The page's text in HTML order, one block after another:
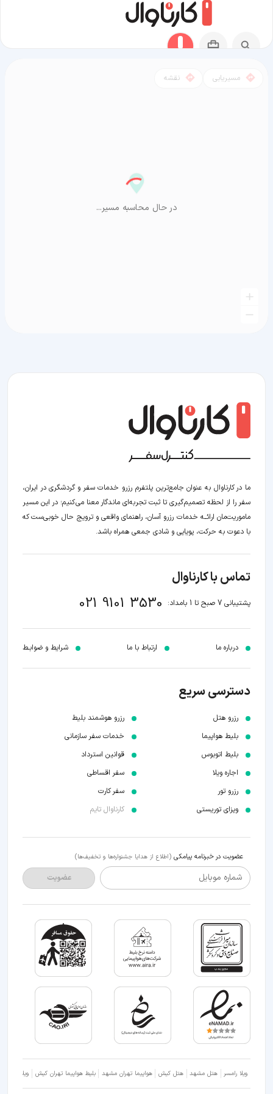
مسیریابی نقشه
در حال محاسبه مسیر...
ما در کارناوال به عنوان جامع‌ترین پلتفرم رزرو خدمات سفر و گردشگری در ایران،
سفر را از لحظه‌ تصمیم‌گیری تا ثبت تجربه‌ای ماندگار معنا می‌کنیم؛ در این مسیر‍
ماموریت‌مان اراﺋــﻪ خدمات رزرو آسان، راهنمای واقعی و ترویج حال خوبی‌ست که
با دعوت به حرکت، پویایی و شادی جمعی همراه باشد.
تماس با کارناوال
پشتیبانی 7 صبح تا 1 بامداد: 021 9101 3530
درباره ما ارتباط با ما شرایط و ضوابـط
دسترسی سریع
رزرو هتل
بلیط هواپیما
بلیط اتوبوس
اجاره ویلا
رزرو تور
ویزای توریستی
رزرو هوشمند بلیط
خدمات سفر سازمانی
قوانین استرداد
سفر اقساطی
سفر کارت
کارناوال تایم
عضویت در خبرنامه پیامکی (اطلاع از هدایا جشنواره‌ها و تخفیف‌ها)
شماره موبایل عضویت
ویلا رامسر هتل مشهد هتل کیش هواپیما تهران مشهد بلیط هواپیما تهران کیش ویلا شمال